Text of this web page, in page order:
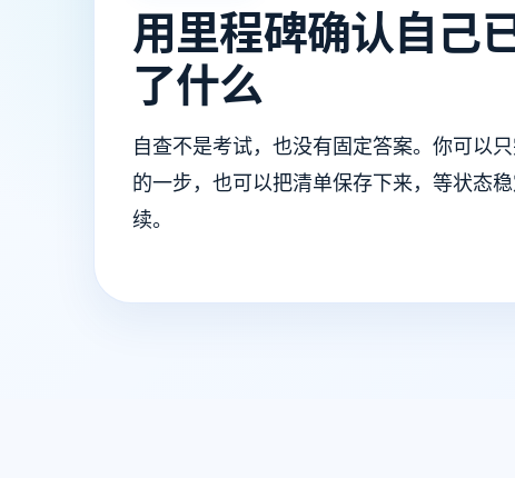
用里程碑确认自己
了什么
自查不是考试，也没有固定答案。你可以
的一步，也可以把清单保存下来，等状态
续。